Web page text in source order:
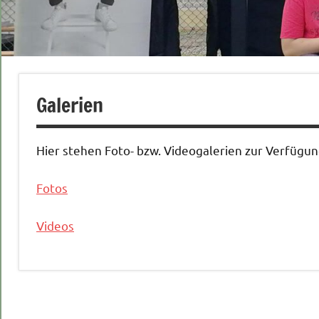
Galerien
Hier stehen Foto- bzw. Videogalerien zur
Fotos
Videos